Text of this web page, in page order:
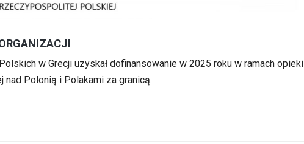
w Grecji uzyskał dofinansowanie w 2025 roku w ramach opieki
Polonią i Polakami za granicą.